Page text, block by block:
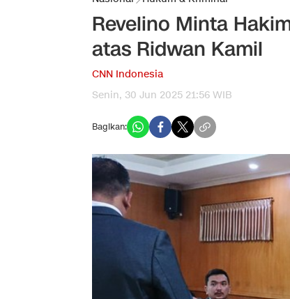
Revelino Minta
atas Ridwan Kamil
CNN Indonesia
Senin, 30 Jun 2025 21:56 WIB
Bagikan: